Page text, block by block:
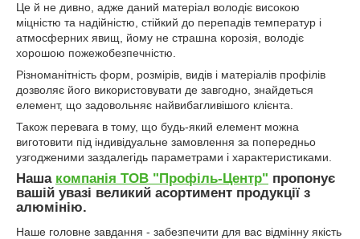
Це й не дивно, адже даний матеріал володіє високою
міцністю та надійністю, стійкий до перепадів температур і
атмосферних явищ, йому не страшна корозія, володіє
хорошою пожежобезпечністю.
Різноманітність форм, розмірів, видів і матеріалів профілів
дозволяє його використовувати де завгодно, знайдеться
елемент, що задовольняє найвибагливішого клієнта.
Також перевага в тому, що будь-який елемент можна
виготовити під індивідуальне замовлення за попередньо
узгодженими заздалегідь параметрами і характеристиками.
Наша компанія ТОВ "Профіль-Центр" пропонує
вашій увазі великий асортимент продукції з
алюмінію.
Наше головне завдання - забезпечити для вас відмінну якість